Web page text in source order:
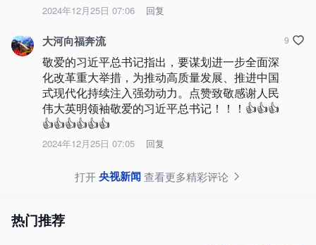
2024年12月25日 07:06 回复
大河向福奔流
敬爱的习近平总书记指出，要谋划进一步全面深
化改革重大举措，为推动高质量发展、推进中国
式现代化持续注入强劲动力。点赞致敬感谢人民
伟大英明领袖敬爱的习近平总书记！！！👍👍👍
👍👍👍👍👍👍
2024年12月25日 07:05 回复
9
打开央视新闻查看更多精彩评论
热门推荐